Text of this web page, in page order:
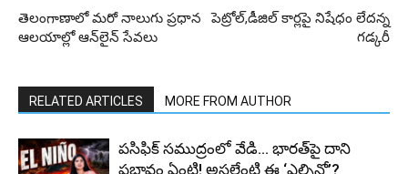
తెలంగాణాలో మరో నాలుగు ప్రధాన
ఆలయాల్లో ఆన్‌లైన్ సేవలు
పెట్రోల్,డీజిల్ కార్లపై నిషేధం లేదన్న
గడ్కరీ
RELATED ARTICLES MORE FROM AUTHOR
పసిఫిక్ సముద్రంలో వేడి… భారత్‌పై దాని
ప్రభావం ఏంటి! అసలేంటి ఈ ‘ఎల్నినో’?